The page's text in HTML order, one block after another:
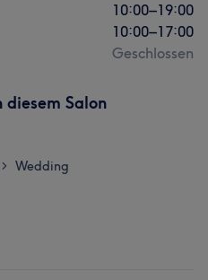
10:00–19:00
10:00–17:00
Geschlossen
Salon
> Wedding